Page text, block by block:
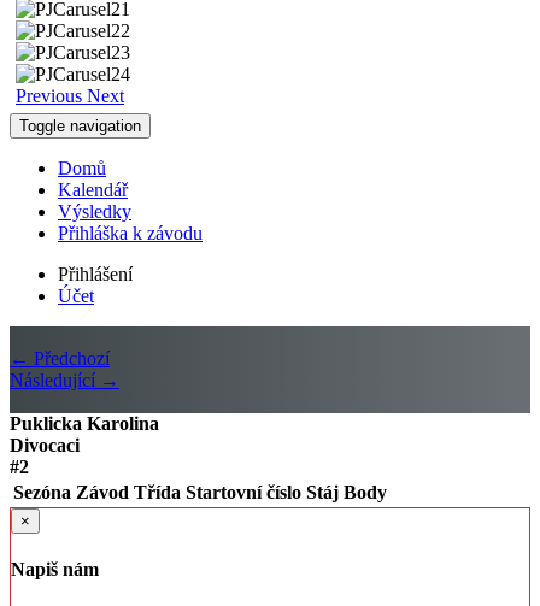
Previous Next
Toggle navigation
Domů
Kalendář
Výsledky
Přihláška k závodu
Přihlášení
Účet
← Předchozí
Následující →
Puklicka Karolina
Divocaci
#2
Sezóna Závod Třída Startovní číslo Stáj Body
×
Napiš nám